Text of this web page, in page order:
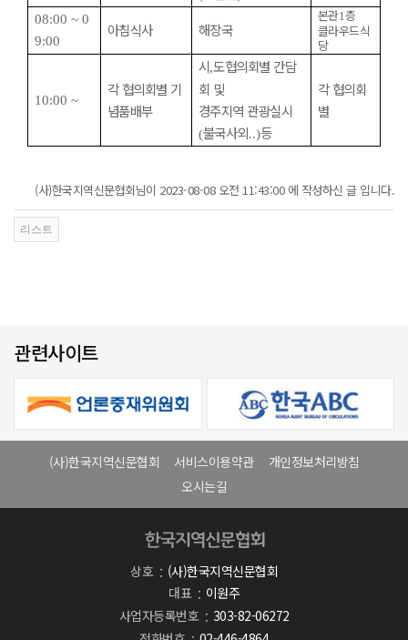
08:00 ~ 0
9:00
아침식사 해장국
본관1층
클라우드식
당
10:00 ~
각 협의회별 기
념품배부
시,도협의회별 간담
회 및
경주지역 관광실시
(불국사외..)등
각 협의회
별
(사)한국지역신문협회님이 2023-08-08 오전 11:43:00 에 작성하신 글 입니다.
관련사이트
(사)한국지역신문협회 서비스이용약관
개인정보처리방침
오시는길
상호
(사)한국지역신문협회
대표
이원주
사업자등록번호
303-82-06272